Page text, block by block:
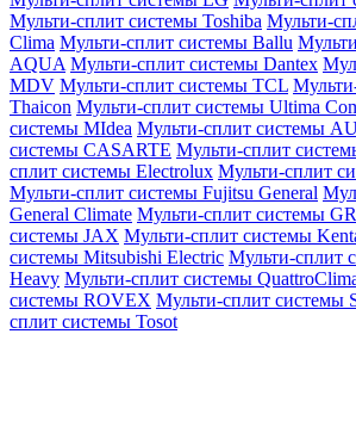
Мульти-сплит системы Toshiba Мульти-
Clima Мульти-сплит системы Ballu
AQUA Мульти-сплит системы Dantex
MDV Мульти-сплит системы TCL
Thaicon Мульти-сплит системы Ultima
системы MIdea Мульти-сплит системы
системы CASARTE Мульти-сплит
сплит системы Electrolux Мульти-сплит
Мульти-сплит системы Fujitsu General
General Climate Мульти-сплит системы
системы JAX Мульти-сплит системы
системы Mitsubishi Electric Мульти-сплит
Heavy Мульти-сплит системы
системы ROVEX Мульти-сплит системы
сплит системы Tosot